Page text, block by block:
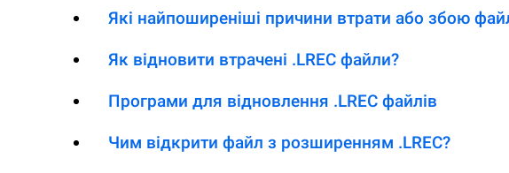
Які найпоширеніші причини втрати або збою
Як відновити втрачені .LREC файли?
Програми для відновлення .LREC файлів
Чим відкрити файл з розширенням .LREC?